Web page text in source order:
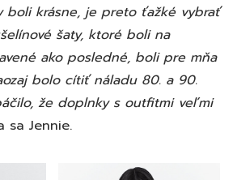
boli krásne, je preto ťažké vybrať
šaty, ktoré boli na
ako posledné, boli pre mňa
bolo cítiť náladu 80. a 90.
že doplnky s outfitmi veľmi
sa Jennie.